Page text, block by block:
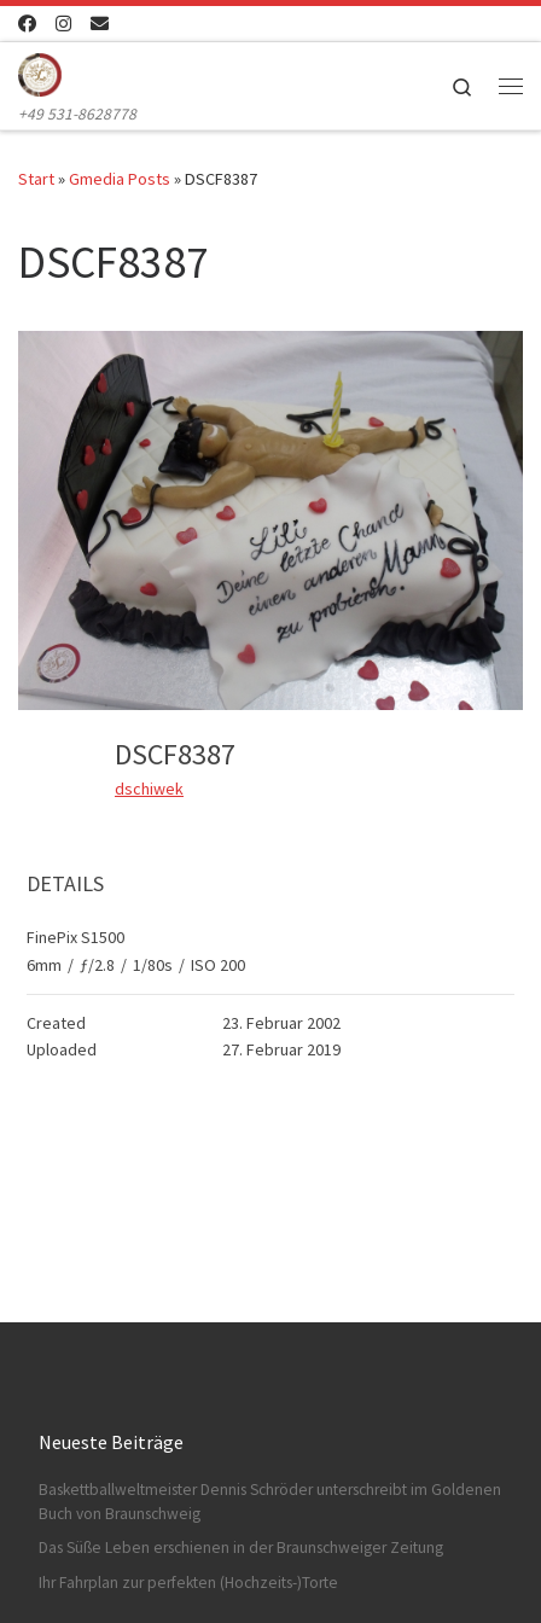
Zum Inhalt springen
+49 531-8628778
Search
Start»Gmedia Posts »DSCF8387
DSCF8387
DSCF8387
dschiwek
DETAILS
FinePix S1500
6mm / ƒ/2.8 / 1/80s / ISO 200
Created
23. Februar 2002
Uploaded
27. Februar 2019
Neueste Beiträge
Baskettballweltmeister Dennis Schröder unterschreibt im Goldenen
Buch von Braunschweig
Das Süße Leben erschienen in der Braunschweiger Zeitung
Ihr Fahrplan zur perfekten (Hochzeits-)Torte